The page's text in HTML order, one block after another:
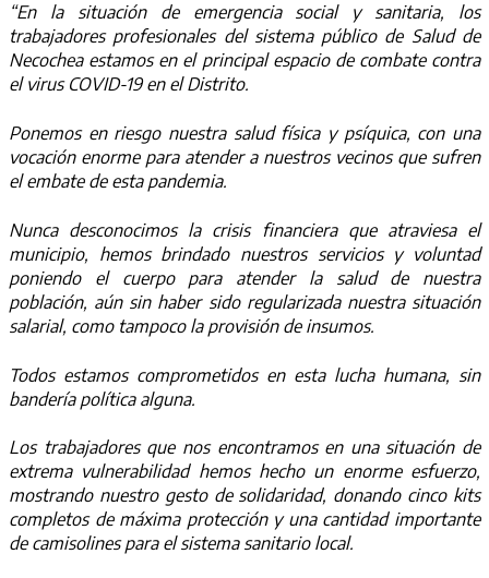
“En la situación de emergencia social y sanitaria, los
trabajadores profesionales del sistema público de Salud de
Necochea estamos en el principal espacio de combate contra
el virus COVID-19 en el Distrito.
Ponemos en riesgo nuestra salud física y psíquica, con una
vocación enorme para atender a nuestros vecinos que sufren
el embate de esta pandemia.
Nunca desconocimos la crisis financiera que atraviesa el
municipio, hemos brindado nuestros servicios y voluntad
poniendo el cuerpo para atender la salud de nuestra
población, aún sin haber sido regularizada nuestra situación
salarial, como tampoco la provisión de insumos.
Todos estamos comprometidos en esta lucha humana, sin
bandería política alguna.
Los trabajadores que nos encontramos en una situación de
extrema vulnerabilidad hemos hecho un enorme esfuerzo,
mostrando nuestro gesto de solidaridad, donando cinco kits
completos de máxima protección y una cantidad importante
de camisolines para el sistema sanitario local.